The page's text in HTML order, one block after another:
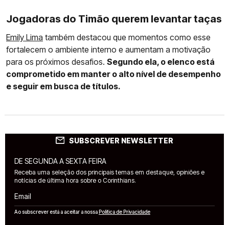
Jogadoras do Timão querem levantar taças
Emily Lima também destacou que momentos como esse
fortalecem o ambiente interno e aumentam a motivação
para os próximos desafios. Segundo ela, o elenco está
comprometido em manter o alto nível de desempenho
e seguir em busca de títulos.
SUBSCREVER NEWSLETTER
DE SEGUNDA A SEXTA FEIRA
Receba uma seleção dos principais temas em destaque, opiniões e
notícias de última hora sobre o Corinthians.
Email
Ao subscrever está a aceitar a nossaPolítica de Privacidade